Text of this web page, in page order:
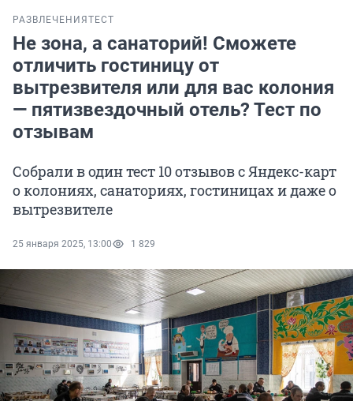
РАЗВЛЕЧЕНИЯ ТЕСТ
Не зона, а санаторий! Сможете
отличить гостиницу от
вытрезвителя или для вас колония
— пятизвездочный отель? Тест по
отзывам
Собрали в один тест 10 отзывов с Яндекс-карт
о колониях, санаториях, гостиницах и даже о
вытрезвителе
25 января 2025, 13:00 1 829